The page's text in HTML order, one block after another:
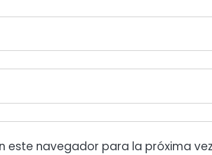
este navegador para la próxima